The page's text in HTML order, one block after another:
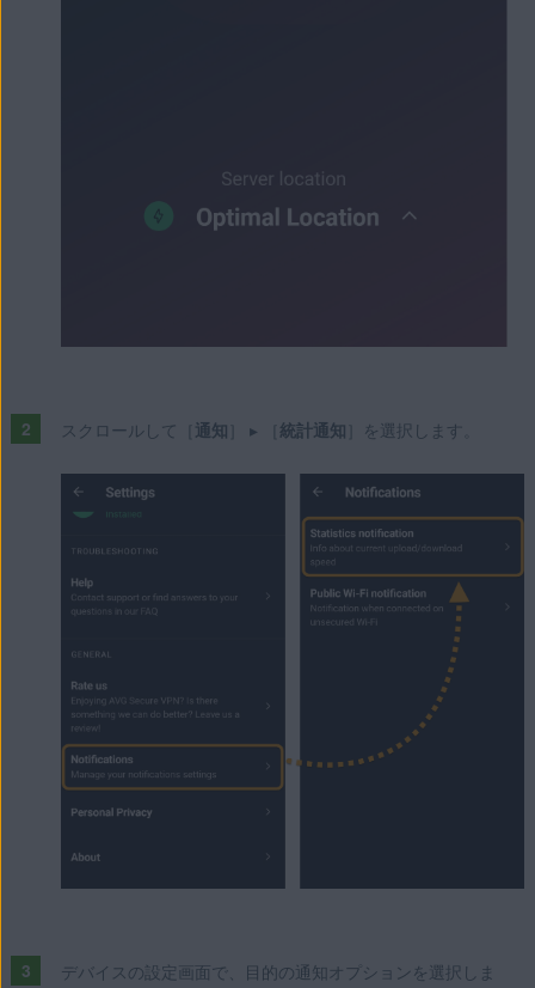
スクロールして［ 通知 ］ ▸ ［ 統計通知 ］を選択します。
デバイスの設定画面で、目的の通知オプションを選択しま